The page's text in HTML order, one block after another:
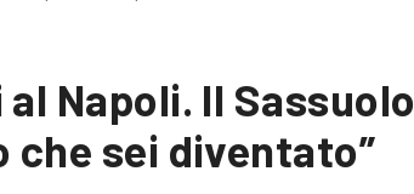
Napoli. Il
che sei diventato”